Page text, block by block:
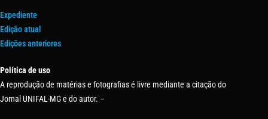
Expediente
Edição atual
Edições anteriores
Política de uso
A reprodução de matérias e fotografias é livre mediante a citação do
Jornal UNIFAL-MG e do autor. –